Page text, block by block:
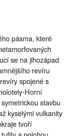
pásma, které
se na jihozápad
revíru
spojené s
Horní
stavbu
kyselými vulkanity
tvoří